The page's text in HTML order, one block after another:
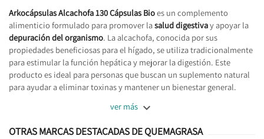
Arkocápsulas Alcachofa 130 Cápsulas Bioes un complemento
alimenticio formulado para promover lasalud digestivay apoyar la
depuración del organismo. La alcachofa, conocida por sus
propiedades beneficiosas para el hígado, se utiliza tradicionalmente
para estimular la función hepática y mejorar la digestión. Este
producto es ideal para personas que buscan un suplemento natural
para ayudar a eliminar toxinas y mantener un bienestar general.
ver más 
OTRAS MARCAS DESTACADAS DE QUEMAGRASA